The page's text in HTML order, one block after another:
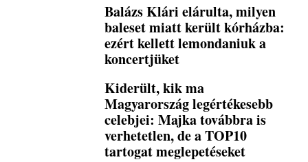
Balázs Klári elárulta, milyen
baleset miatt került kórházba:
ezért kellett lemondaniuk a
koncertjüket
Kiderült, kik ma
Magyarország legértékesebb
celebjei: Majka továbbra is
verhetetlen, de a TOP10
tartogat meglepetéseket